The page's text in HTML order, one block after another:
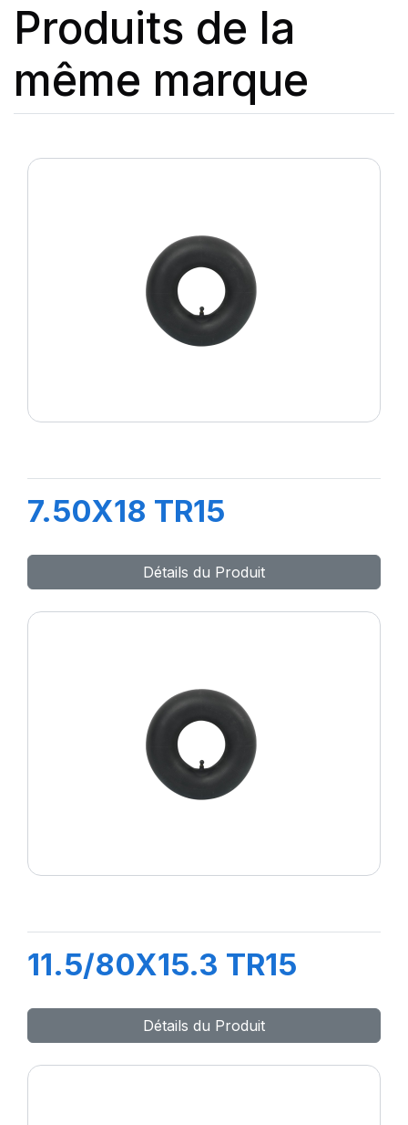
Produits de la
même marque
7.50X18 TR15
Détails du Produit
11.5/80X15.3 TR15
Détails du Produit